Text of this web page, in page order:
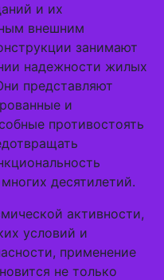
и их
внешним
занимают
надежности жилых
представляют
и
противостоять
десятилетий.
активности,
условий и
применение
не только